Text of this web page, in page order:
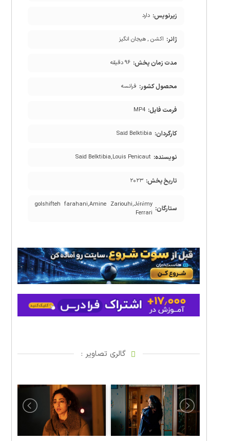
زیرنویس: دارد
ژانر: اکشن , هیجان انگیز
مدت زمان پخش: ۹۶ دقیقه
محصول کشور: فرانسه
فرمت فایل: MP4
کارگردان: Saïd Belktibia
نویسنده: Saïd Belktibia,Louis Penicaut
تاریخ پخش: ۲۰۲۳
ستارگان: golshifteh farahani,Amine Zariouhi,Jérémy
Ferrari
گالری تصاویر :